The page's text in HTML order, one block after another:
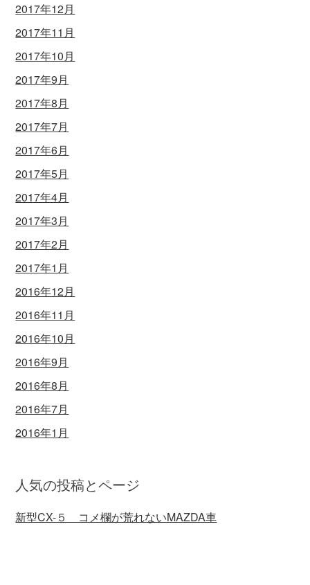
2017年12月
2017年11月
2017年10月
2017年9月
2017年8月
2017年7月
2017年6月
2017年5月
2017年4月
2017年3月
2017年2月
2017年1月
2016年12月
2016年11月
2016年10月
2016年9月
2016年8月
2016年7月
2016年1月
人気の投稿とページ
新型CX-５ コメ欄が荒れないMAZDA車